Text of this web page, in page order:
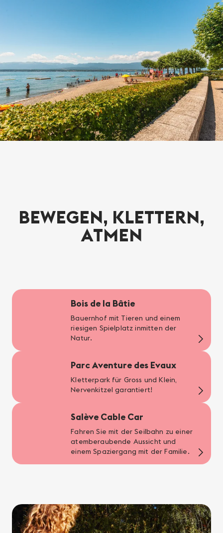
BEWEGEN, KLETTERN,
ATMEN
Bois de la Bâtie
Bauernhof mit Tieren und einem
riesigen Spielplatz inmitten der
Natur.
Parc Aventure des Evaux
Kletterpark für Gross und Klein,
Nervenkitzel garantiert!
Salève Cable Car
Fahren Sie mit der Seilbahn zu einer
atemberaubende Aussicht und
einem Spaziergang mit der Familie.